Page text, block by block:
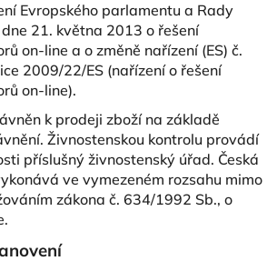
Evropského parlamentu a Rady
21. května 2013 o řešení
on-line a o změně nařízení (ES) č.
2009/22/ES (nařízení o řešení
on-line).
k prodeji zboží na základě
Živnostenskou kontrolu provádí
příslušný živnostenský úřad. Česká
ve vymezeném rozsahu mimo
zákona č. 634/1992 Sb., o